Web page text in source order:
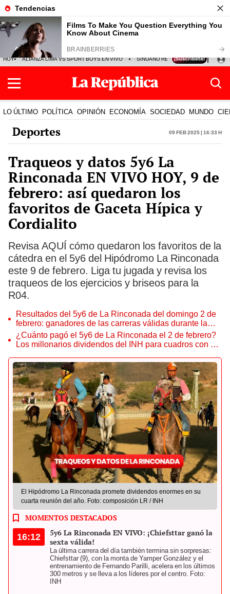
HOY ALIANZA LIMA VS SPORT BOYS EN VIVO SINUANO RESULTADOS HOY
LO ÚLTIMO POLÍTICA OPINIÓN ECONOMÍA SOCIEDAD MUNDO
Deportes 09 Feb 2025 | 16:33 h
Traqueos y datos 5y6 La
Rinconada EN VIVO HOY, 9 de
febrero: así quedaron los
favoritos de Gaceta Hípica y
Cordialito
Revisa AQUÍ cómo quedaron los favoritos de la
cátedra en el 5y6 del Hipódromo La Rinconada
este 9 de febrero. Liga tu jugada y revisa los
traqueos de los ejercicios y briseos para la
R04.
Resultados del 5y6 de La Rinconada del domingo 2 de
febrero: ganadores de las carreras válidas durante la
R03
¿Cuánto pagó el 5y6 de La Rinconada el 2 de febrero?
Los millonarios dividendos del INH para cuadros con 6
El Hipódromo La Rinconada promete dividendos enormes en su
cuarta reunión del año. Foto: composición LR / INH
MOMENTOS DESTACADOS
16:12
5y6 La Rinconada EN VIVO: ¡Chiefsttar ganó la
sexta válida!
La última carrera del día también termina sin sorpresas:
Chiefsttar (9), con la monta de Yamper González y el
entrenamiento de Fernando Parilli, acelera en los últimos
300 metros y se lleva a los líderes por el centro. Foto:
INH